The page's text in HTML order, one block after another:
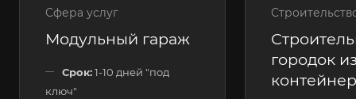
Сфера услуг
Модульный гараж
Срок:1-10 дней "под
ключ"
городок